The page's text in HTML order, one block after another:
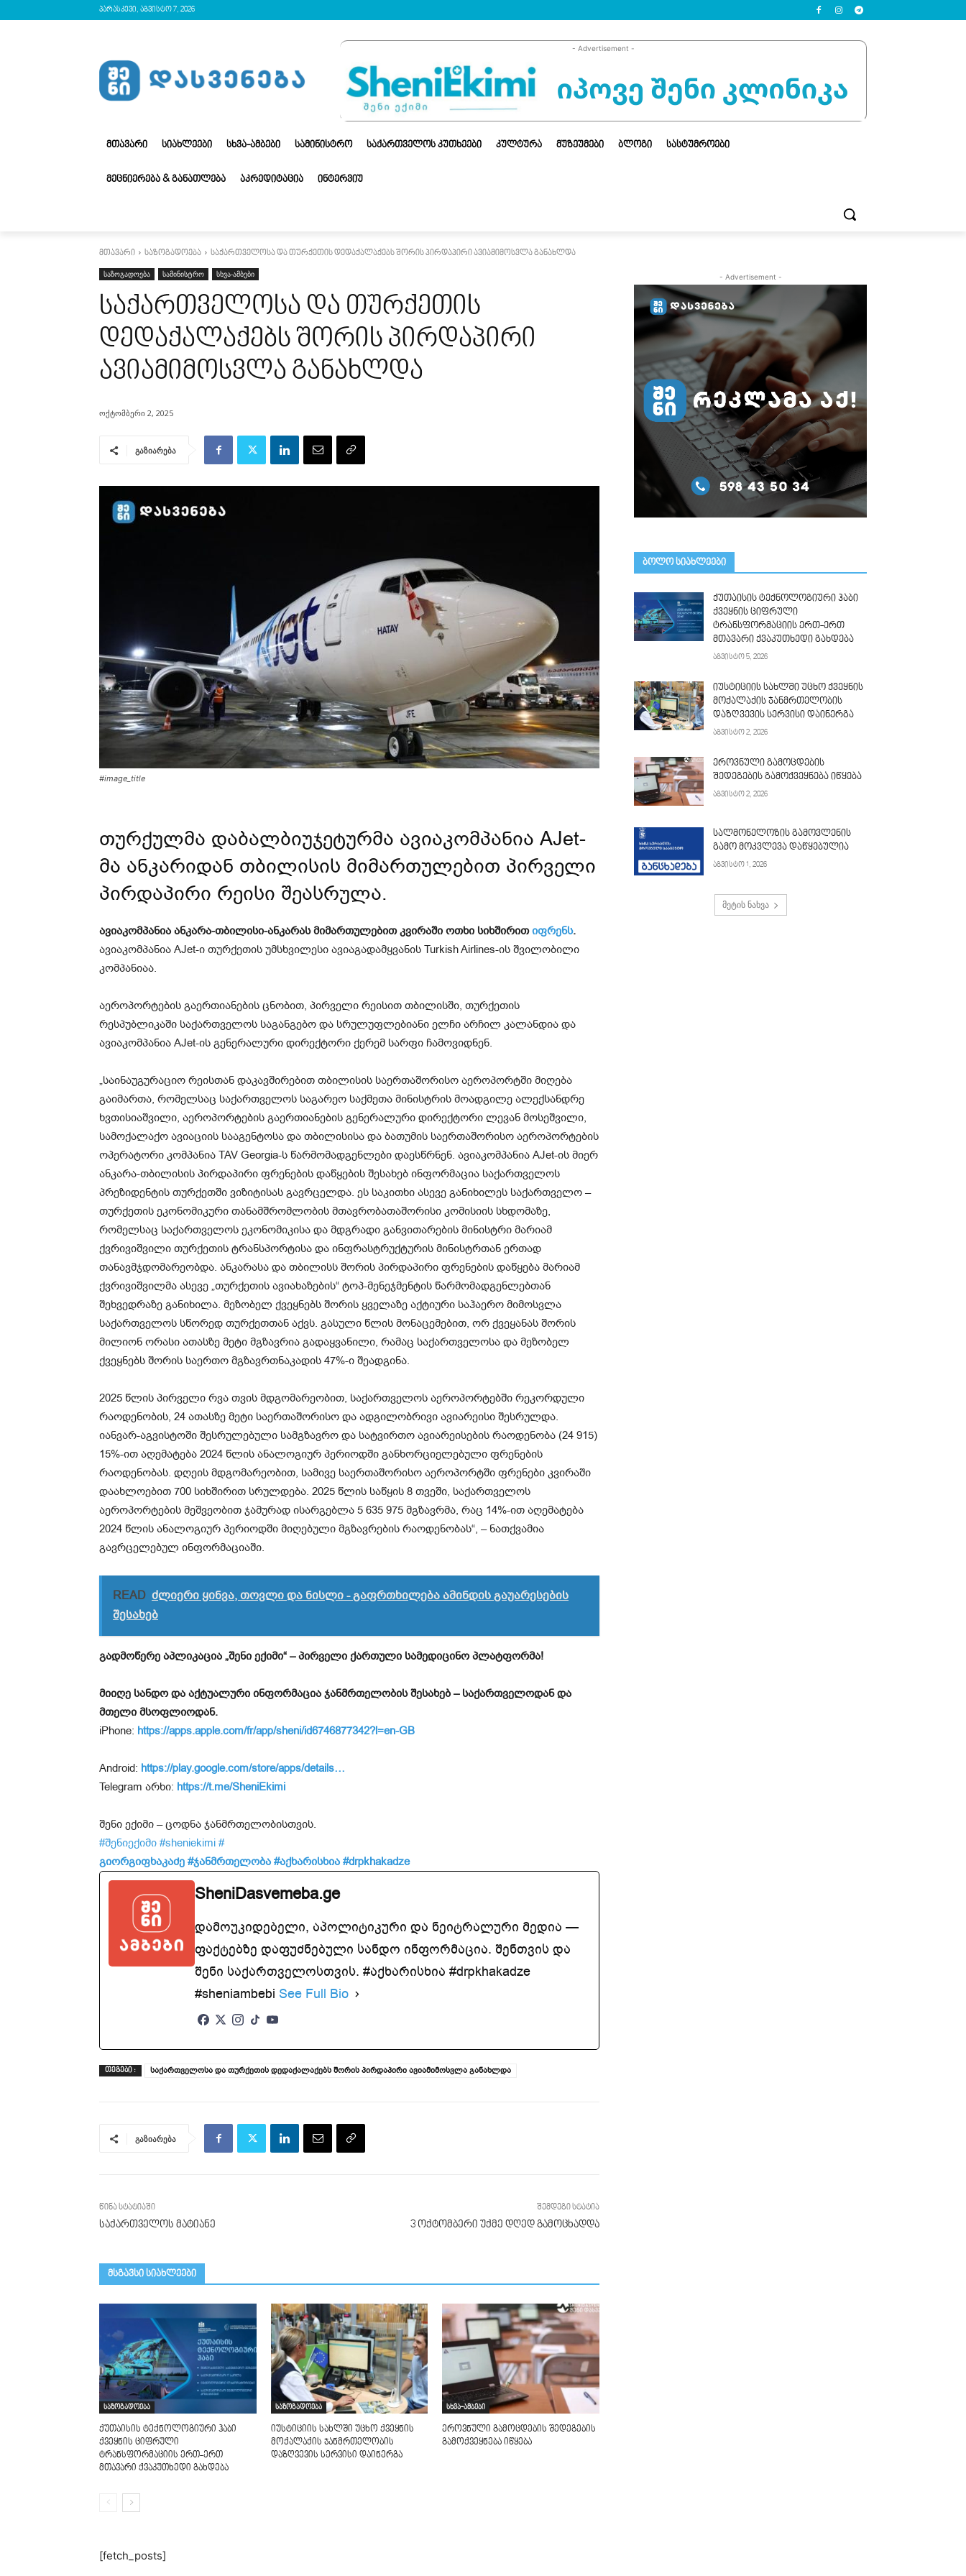
პარასკევი, აგვისტო 7, 2026
- Advertisement -
ᲛᲗᲐᲕᲐᲠᲘ ᲡᲘᲐᲮᲚᲔᲔᲑᲘ ᲡᲮᲕᲐ-ᲐᲛᲑᲔᲑᲘ ᲡᲐᲛᲘᲜᲘᲡᲢᲠᲝ ᲡᲐᲥᲐᲠᲗᲕᲔᲚᲝᲡ ᲙᲣᲗᲮᲔᲔᲑᲘ ᲙᲣᲚᲢᲣᲠᲐ ᲛᲣᲖᲔᲣᲛᲔᲑᲘ ᲑᲚᲝᲒᲘ ᲡᲐᲡᲢᲣᲛᲠᲝᲔᲑᲘ
ᲛᲔᲪᲜᲘᲔᲠᲔᲑᲐ & ᲒᲐᲜᲐᲗᲚᲔᲑᲐ ᲐᲙᲠᲔᲓᲘᲢᲐᲪᲘᲐ ᲘᲜᲢᲔᲠᲕᲘᲣ
მთავარი საზოგადოება საქართველოსა და თურქეთის დედაქალაქებს შორის პირდაპირი ავიამიმოსვლა განახლდა
საზოგადოება სამინისტრო სხვა-ამბები
საქართველოსა და თურქეთის
დედაქალაქებს შორის პირდაპირი
ავიამიმოსვლა განახლდა
ოქტომბერი 2, 2025
გაზიარება
#image_title
თურქულმა დაბალბიუჯეტურმა ავიაკომპანია AJet-
მა ანკარიდან თბილისის მიმართულებით პირველი
პირდაპირი რეისი შეასრულა.
ავიაკომპანია ანკარა-თბილისი-ანკარას მიმართულებით კვირაში ოთხი სიხშირითიფრენს.
ავიაკომპანია AJet-ი თურქეთის უმსხვილესი ავიაგადამყვანის Turkish Airlines-ის შვილობილი
კომპანიაა.
აეროპორტების გაერთიანების ცნობით, პირველი რეისით თბილისში, თურქეთის
რესპუბლიკაში საქართველოს საგანგებო და სრულუფლებიანი ელჩი არჩილ კალანდია და
ავიაკომპანია AJet-ის გენერალური დირექტორი ქერემ სარფი ჩამოვიდნენ.
„საინაუგურაციო რეისთან დაკავშირებით თბილისის საერთაშორისო აეროპორტში მიღება
გაიმართა, რომელსაც საქართველოს საგარეო საქმეთა მინისტრის მოადგილე ალექსანდრე
ხვთისიაშვილი, აეროპორტების გაერთიანების გენერალური დირექტორი ლევან მოსეშვილი,
სამოქალაქო ავიაციის სააგენტოსა და თბილისისა და ბათუმის საერთაშორისო აეროპორტების
ოპერატორი კომპანია TAV Georgia-ს წარმომადგენლები დაესწრნენ. ავიაკომპანია AJet-ის მიერ
ანკარა-თბილისის პირდაპირი ფრენების დაწყების შესახებ ინფორმაცია საქართველოს
პრეზიდენტის თურქეთში ვიზიტისას გავრცელდა. ეს საკითხი ასევე განიხილეს საქართველო –
თურქეთის ეკონომიკური თანამშრომლობის მთავრობათაშორისი კომისიის სხდომაზე,
რომელსაც საქართველოს ეკონომიკისა და მდგრადი განვითარების მინისტრი მარიამ
ქვრივიშვილი თურქეთის ტრანსპორტისა და ინფრასტრუქტურის მინისტრთან ერთად
თანავმჯდომარეობდა. ანკარასა და თბილისს შორის პირდაპირი ფრენების დაწყება მარიამ
ქვრივიშვილმა ასევე „თურქეთის ავიახაზების“ ტოპ-მენეჯმენტის წარმომადგენლებთან
შეხვედრაზე განიხილა. მეზობელ ქვეყნებს შორის ყველაზე აქტიური საჰაერო მიმოსვლა
საქართველოს სწორედ თურქეთთან აქვს. გასული წლის მონაცემებით, ორ ქვეყანას შორის
მილიონ ორასი ათასზე მეტი მგზავრია გადაყვანილი, რამაც საქართველოსა და მეზობელ
ქვეყნებს შორის საერთო მგზავრთნაკადის 47%-ი შეადგინა.
2025 წლის პირველი რვა თვის მდგომარეობით, საქართველოს აეროპორტებში რეკორდული
რაოდენობის, 24 ათასზე მეტი საერთაშორისო და ადგილობრივი ავიარეისი შესრულდა.
იანვარ-აგვისტოში შესრულებული სამგზავრო და სატვირთო ავიარეისების რაოდენობა (24 915)
15%-ით აღემატება 2024 წლის ანალოგიურ პერიოდში განხორციელებული ფრენების
რაოდენობას. დღეის მდგომარეობით, სამივე საერთაშორისო აეროპორტში ფრენები კვირაში
დაახლოებით 700 სიხშირით სრულდება. 2025 წლის საწყის 8 თვეში, საქართველოს
აეროპორტების მეშვეობით ჯამურად ისარგებლა 5 635 975 მგზავრმა, რაც 14%-ით აღემატება
2024 წლის ანალოგიურ პერიოდში მიღებული მგზავრების რაოდენობას“, – ნათქვამია
გავრცელებულ ინფორმაციაში.
READ ძლიერი ყინვა, თოვლი და ნისლი - გაფრთხილება ამინდის გაუარესების
შესახებ
გადმოწერე აპლიკაცია „შენი ექიმი“ – პირველი ქართული სამედიცინო პლატფორმა!
მიიღე სანდო და აქტუალური ინფორმაცია ჯანმრთელობის შესახებ – საქართველოდან და
მთელი მსოფლიოდან.
iPhone: https://apps.apple.com/fr/app/sheni/id6746877342?l=en-GB
Android: https://play.google.com/store/apps/details…
Telegram არხი: https://t.me/SheniEkimi
შენი ექიმი – ცოდნა ჯანმრთელობისთვის.
#შენიექიმი #sheniekimi #
გიორგიფხაკაძე #ჯანმრთელობა #აქხარისხია #drpkhakadze
SheniDasvemeba.ge
დამოუკიდებელი, აპოლიტიკური და ნეიტრალური მედია —
ფაქტებზე დაფუძნებული სანდო ინფორმაცია. შენთვის და
შენი საქართველოსთვის. #აქხარისხია #drpkhakadze
#sheniambebi See Full Bio
ᲗᲔᲒᲔᲑᲘ : საქართველოსა და თურქეთის დედაქალაქებს შორის პირდაპირი ავიამიმოსვლა განახლდა
გაზიარება
წინა სტატიაში
საქართველოს მატიანე
შემდეგი სტატია
3 ოქტომბერი უქმე დღედ გამოცხადდა
მსგავსი სიახლეები
საზოგადოება
ქუთაისის ტექნოლოგიური ჰაბი
ქვეყნის ციფრული
ტრანსფორმაციის ერთ-ერთ
მთავარი ქვაკუთხედი გახდება
საზოგადოება
იუსტიციის სახლში უცხო ქვეყნის
მოქალაქის ჯანმრთელობის
დაზღვევის სერვისი დაინერგა
სხვა-ამბები
ეროვნული გამოცდების შედეგების
გამოქვეყნება იწყება
[fetch_posts]
- Advertisement -
ᲑᲝᲚᲝ ᲡᲘᲐᲮᲚᲔᲔᲑᲘ
ქუთაისის ტექნოლოგიური ჰაბი
ქვეყნის ციფრული
ტრანსფორმაციის ერთ-ერთ
მთავარი ქვაკუთხედი გახდება
აგვისტო 5, 2026
იუსტიციის სახლში უცხო ქვეყნის
მოქალაქის ჯანმრთელობის
დაზღვევის სერვისი დაინერგა
აგვისტო 2, 2026
ეროვნული გამოცდების
შედეგების გამოქვეყნება იწყება
აგვისტო 2, 2026
სალმონელოზის გამოვლენის
გამო მოკვლევა დაწყებულია
აგვისტო 1, 2026
მეტის ნახვა